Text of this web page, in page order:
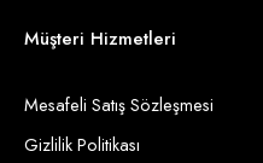
Müşteri Hizmetleri
Mesafeli Satış Sözleşmesi
Gizlilik Politikası